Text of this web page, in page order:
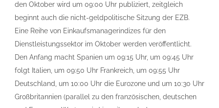
den Oktober wird um 09:00 Uhr publiziert, zeitgleich
beginnt auch die nicht-geldpolitische Sitzung der EZB.
Eine Reihe von Einkaufsmanagerindizes für den
Dienstleistungssektor im Oktober werden veröffentlicht.
Den Anfang macht Spanien um 09:15 Uhr, um 09:45 Uhr
folgt Italien, um 09:50 Uhr Frankreich, um 09:55 Uhr
Deutschland, um 10:00 Uhr die Eurozone und um 10:30 Uhr
Großbritannien (parallel zu den französischen, deutschen